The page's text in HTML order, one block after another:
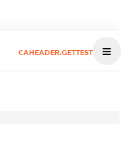
CAHEADER.GETTEST